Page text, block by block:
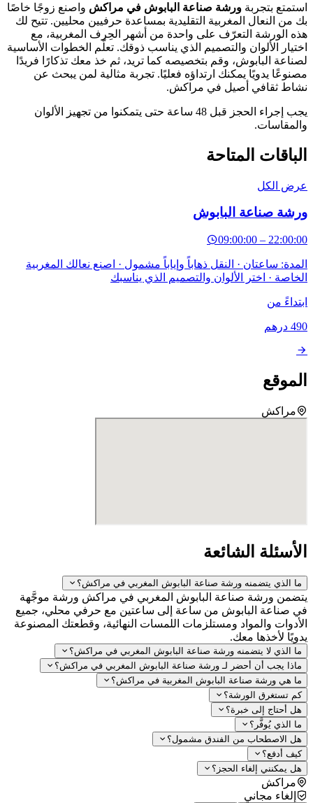
بتجربةورشة صناعة البابوش في مراكشواصنع زوجًا خاصًا
النعال المغربية التقليدية بمساعدة حرفيين محليين. تتيح لك
الورشة التعرّف على واحدة من أشهر الحِرف المغربية، مع
الألوان والتصميم الذي يناسب ذوقك. تعلّم الخطوات الأساسية
البابوش، وقم بتخصيصه كما تريد، ثم خذ معك تذكارًا فريدًا
يدويًا يمكنك ارتداؤه فعليًا. تجربة مثالية لمن يبحث عن
ثقافي أصيل في مراكش.
يجب إجراء الحجز قبل 48 ساعة حتى يتمكنوا من تجهيز الألوان
المتاحة
الكل
صناعة البابوش
09:00:00–
ساعتان · النقل ذهاباً وإياباً مشمول · اصنع نعالك المغربية
· اختر الألوان والتصميم الذي يناسبك
من
درهم
مراكش
الشائعة
الذي يتضمنه ورشة صناعة البابوش المغربي في مراكش؟
ورشة صناعة البابوش المغربي في مراكش ورشة موجَّهة
صناعة البابوش من ساعة إلى ساعتين مع حرفي محلي، جميع
والمواد ومستلزمات اللمسات النهائية، وقطعتك المصنوعة
لأخذها معك.
الذي لا يتضمنه ورشة صناعة البابوش المغربي في مراكش؟
يجب أن أحضر لـ ورشة صناعة البابوش المغربي في مراكش؟
هي ورشة صناعة البابوش المغربية في مراكش؟
تستغرق الورشة؟
أحتاج إلى خبرة؟
الذي يُوفَّر؟
الاصطحاب من الفندق مشمول؟
أدفع؟
يمكنني إلغاء الحجز؟
مراكش
إلغاء مجاني